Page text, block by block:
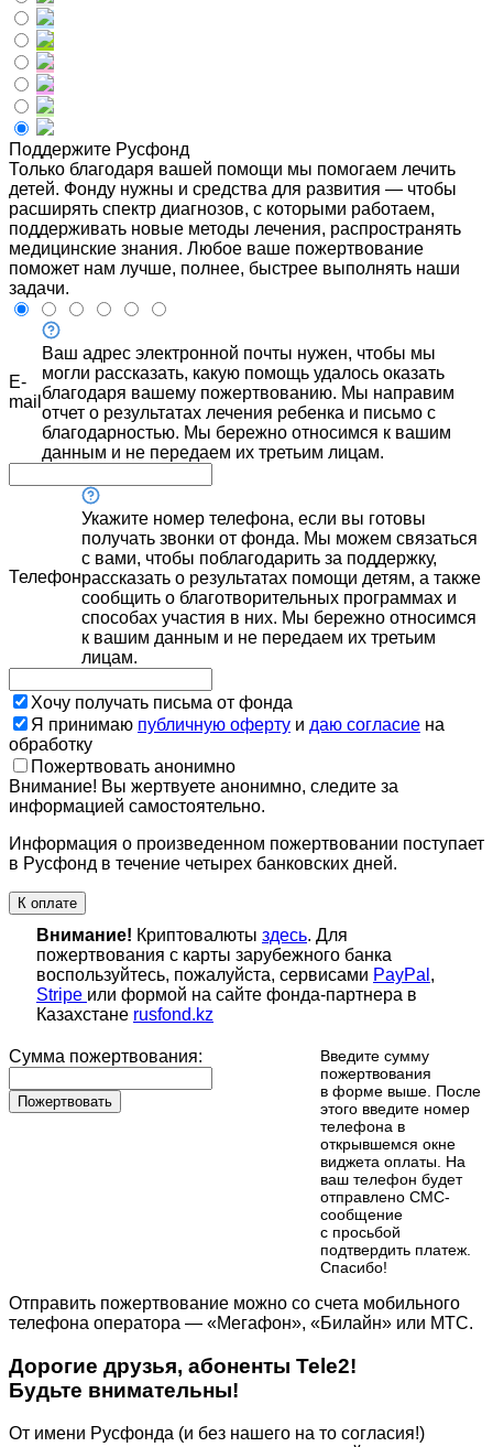
Поддержите Русфонд
Только благодаря вашей помощи мы помогаем лечить
детей. Фонду нужны и средства для развития — чтобы
расширять спектр диагнозов, с которыми работаем,
поддерживать новые методы лечения, распространять
медицинские знания. Любое ваше пожертвование
поможет нам лучше, полнее, быстрее выполнять наши
задачи.
E-
mail
Ваш адрес электронной почты нужен, чтобы мы
могли рассказать, какую помощь удалось оказать
благодаря вашему пожертвованию. Мы направим
отчет о результатах лечения ребенка и письмо с
благодарностью. Мы бережно относимся к вашим
данным и не передаем их третьим лицам.
Телефон
Укажите номер телефона, если вы готовы
получать звонки от фонда. Мы можем связаться
с вами, чтобы поблагодарить за поддержку,
рассказать о результатах помощи детям, а также
сообщить о благотворительных программах и
способах участия в них. Мы бережно относимся
к вашим данным и не передаем их третьим
лицам.
Хочу получать письма от фонда
Я принимаю публичную оферту и даю согласие на
обработку
Пожертвовать анонимно
Внимание! Вы жертвуете анонимно, следите за
информацией самостоятельно.
Информация о произведенном пожертвовании поступает
в Русфонд в течение четырех банковских дней.
К оплате
Внимание! Криптовалюты здесь. Для
пожертвования с карты зарубежного банка
воспользуйтесь, пожалуйста, сервисами PayPal ,
Stripe или формой на сайте фонда-партнера в
Казахстане rusfond.kz
Сумма пожертвования:
Пожертвовать
Введите сумму
пожертвования
в форме выше. После
этого введите номер
телефона в
открывшемся окне
виджета оплаты. На
ваш телефон будет
отправлено СМС-
сообщение
с просьбой
подтвердить платеж.
Cпасибо!
Отправить пожертвование можно со счета мобильного
телефона оператора — «Мегафон», «Билайн» или МТС.
Дорогие друзья, абоненты Tele2!
Будьте внимательны!
От имени Русфонда (и без нашего на то согласия!)